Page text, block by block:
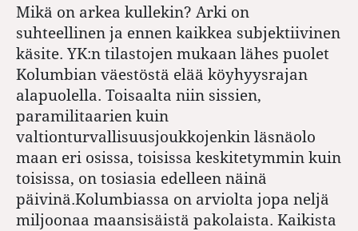
Mikä on arkea kullekin? Arki on
suhteellinen ja ennen kaikkea subjektiivinen
käsite. YK:n tilastojen mukaan lähes puolet
Kolumbian väestöstä elää köyhyysrajan
alapuolella. Toisaalta niin sissien,
paramilitaarien kuin
valtionturvallisuusjoukkojenkin läsnäolo
maan eri osissa, toisissa keskitetymmin kuin
toisissa, on tosiasia edelleen näinä
päivinä.Kolumbiassa on arviolta jopa neljä
miljoonaa maansisäistä pakolaista. Kaikista